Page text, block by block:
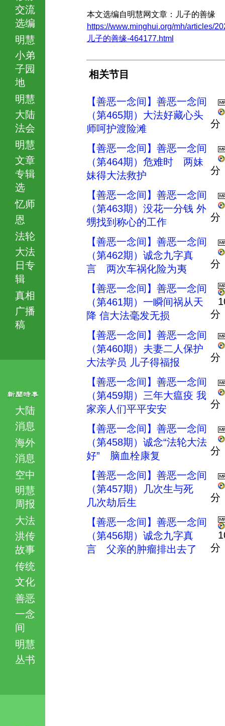
交流
选编
明慧
小弟
子园
地
明慧
大陆
法会
明慧
文章
专辑
选
忆师
恩
法轮
大法
日专
辑
真相
广播
稿
大陆
消息
海外
消息
空中
明慧
周报
大法
洪传
故事
传统
文化
善恶
一念
间
明慧
丛书
本文选编自明慧网文章：儿子的善缘
https://www.minghui.org/mh/articles/
儿子的善缘-464177.html
相关节目
【善恶一念间】善恶一念间
（第465期）大法好藏心头
师呵护渡险滩
分
【善恶一念间】善恶一念间
（第464期）危难时 两妹
妹得大法救护
分
【善恶一念间】善恶一念间
（第463期）没花一分钱 外
甥找到称心的工作
分
【善恶一念间】善恶一念间
（第462期）诚念九字真
言 两次车祸化险为夷
分
【善恶一念间】善恶一念间
（第461期）一瞬间祸从天
降 信大法毫发无损
分
【善恶一念间】善恶一念间
（第460期）夫妻二人保护
大法学员 儿子得福报
分
【善恶一念间】善恶一念间
（第459期）三年大瘟疫 我
家亲人们平平安安
分
【善恶一念间】善恶一念间
（第458期）诚念“法轮大法
好” 脑血栓康复
分
【善恶一念间】善恶一念间
（第457期）几次生与死
几次劫后生
分
【善恶一念间】善恶一念间
（第456期）诚念九字真
言 父亲的肿瘤排出去了
分